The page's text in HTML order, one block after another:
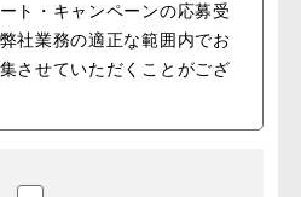
ト・キャンペーンの応募受
社業務の適正な範囲内でお
させていただくことがござ
きます。